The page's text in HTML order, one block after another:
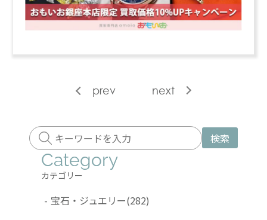
prev next
検索
Category
カテゴリー
- 宝石・ジュエリー(282)